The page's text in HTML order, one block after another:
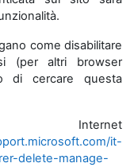
come disabilitare
(per altri browser
di cercare questa
it-
delete-manage-